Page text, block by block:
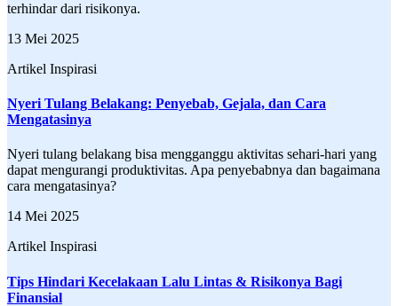
terhindar dari risikonya.
13 Mei 2025
Artikel Inspirasi
Nyeri Tulang Belakang: Penyebab, Gejala, dan Cara
Mengatasinya
Nyeri tulang belakang bisa mengganggu aktivitas sehari-hari yang
dapat mengurangi produktivitas. Apa penyebabnya dan bagaimana
cara mengatasinya?
14 Mei 2025
Artikel Inspirasi
Tips Hindari Kecelakaan Lalu Lintas & Risikonya Bagi
Finansial